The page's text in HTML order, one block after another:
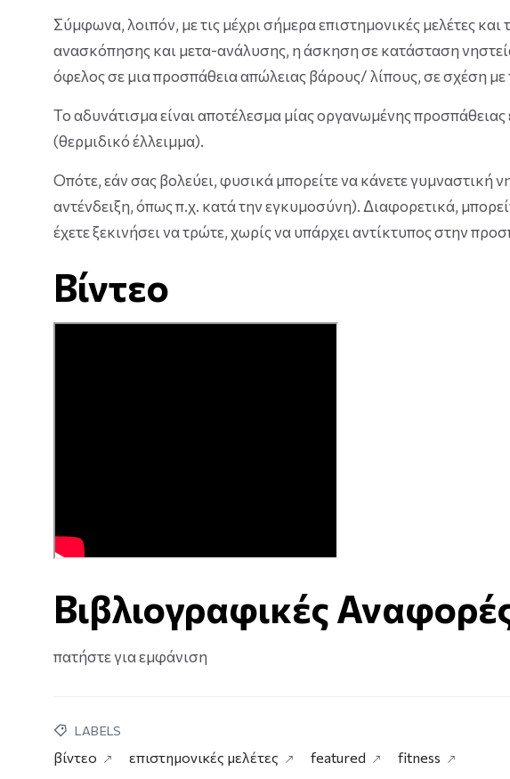
Σύμφωνα, λοιπόν, με τις μέχρι σήμερα επιστημονικές μελέτες
ανασκόπησης και μετα-ανάλυσης, η άσκηση σε κατάσταση
όφελος σε μια προσπάθεια απώλειας βάρους/ λίπους, σε σχέση
Το αδυνάτισμα είναι αποτέλεσμα μίας οργανωμένης προσπάθειας
(θερμιδικό έλλειμμα).
Οπότε, εάν σας βολεύει, φυσικά μπορείτε να κάνετε γυμναστική
αντένδειξη, όπως π.χ. κατά την εγκυμοσύνη). Διαφορετικά,
έχετε ξεκινήσει να τρώτε, χωρίς να υπάρχει αντίκτυπος στην
Βίντεο
Βιβλιογραφικές
πατήστε για εμφάνιση
LABELS
βίντεο επιστημονικές μελέτες featured fitness